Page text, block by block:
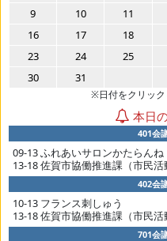
9
10 11
16
17 18
23
24 25
30
31
※日付をクリック
本日
401会
09-13 ふれあいサロンかたらんね
13-18 佐賀市協働推進課（市民活
402会
10-13 フランス刺しゅう
13-18 佐賀市協働推進課（市民活
701会